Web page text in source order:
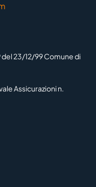
del 23/12/99 Comune di
Assicurazioni n.